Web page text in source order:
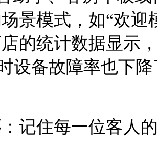
景模式，如“欢迎
的统计数据显示
设备故障率也下
记住每一位客人